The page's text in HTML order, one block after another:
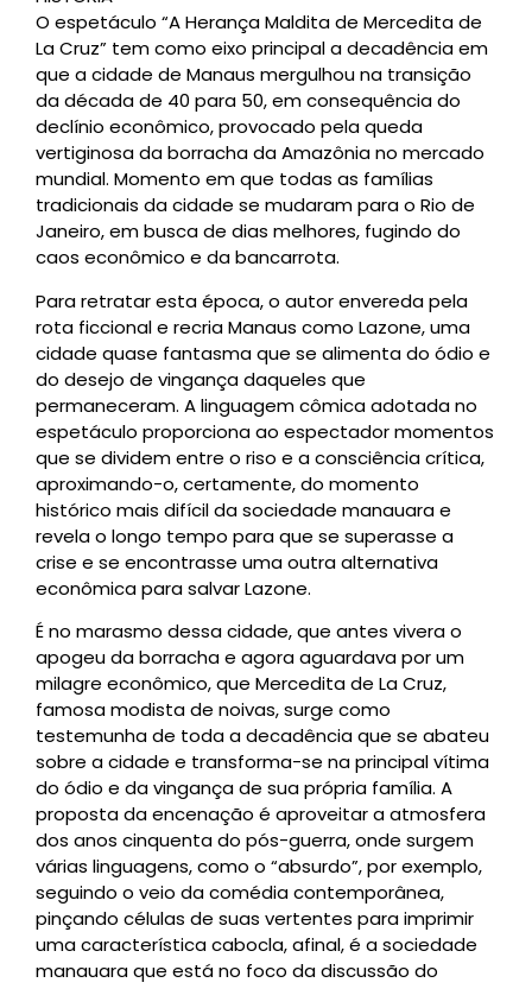
O espetáculo “A Herança Maldita de Mercedita de
La Cruz” tem como eixo principal a decadência em
que a cidade de Manaus mergulhou na transição
da década de 40 para 50, em consequência do
declínio econômico, provocado pela queda
vertiginosa da borracha da Amazônia no mercado
mundial. Momento em que todas as famílias
tradicionais da cidade se mudaram para o Rio de
Janeiro, em busca de dias melhores, fugindo do
caos econômico e da bancarrota.
Para retratar esta época, o autor envereda pela
rota ficcional e recria Manaus como Lazone, uma
cidade quase fantasma que se alimenta do ódio e
do desejo de vingança daqueles que
permaneceram. A linguagem cômica adotada no
espetáculo proporciona ao espectador momentos
que se dividem entre o riso e a consciência crítica,
aproximando-o, certamente, do momento
histórico mais difícil da sociedade manauara e
revela o longo tempo para que se superasse a
crise e se encontrasse uma outra alternativa
econômica para salvar Lazone.
É no marasmo dessa cidade, que antes vivera o
apogeu da borracha e agora aguardava por um
milagre econômico, que Mercedita de La Cruz,
famosa modista de noivas, surge como
testemunha de toda a decadência que se abateu
sobre a cidade e transforma-se na principal vítima
do ódio e da vingança de sua própria família. A
proposta da encenação é aproveitar a atmosfera
dos anos cinquenta do pós-guerra, onde surgem
várias linguagens, como o “absurdo”, por exemplo,
seguindo o veio da comédia contemporânea,
pinçando células de suas vertentes para imprimir
uma característica cabocla, afinal, é a sociedade
manauara que está no foco da discussão do